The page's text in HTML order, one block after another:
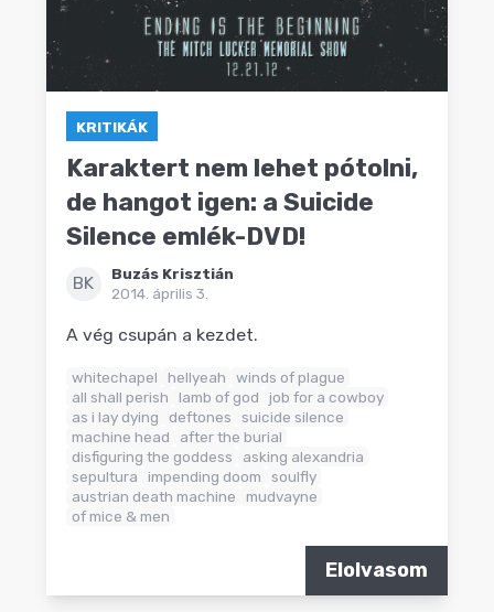
KRITIKÁK
Karaktert nem lehet pótolni,
de hangot igen: a Suicide
Silence emlék-DVD!
BK
Buzás Krisztián
2014. április 3.
A vég csupán a kezdet.
whitechapel hellyeah
winds of plague
all shall perish
lamb of god
job for a cowboy
as i lay dying
deftones
suicide silence
machine head
after the burial
disfiguring the goddess
asking alexandria
sepultura
impending doom
soulfly
austrian death machine
mudvayne
of mice & men
Elolvasom